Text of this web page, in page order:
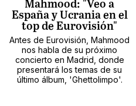
Mahmood: "Veo a
España y Ucrania en el
top de Eurovisión"
Antes de Eurovisión, Mahmood
nos habla de su próximo
concierto en Madrid, donde
presentará los temas de su
último álbum, 'Ghettolimpo'.